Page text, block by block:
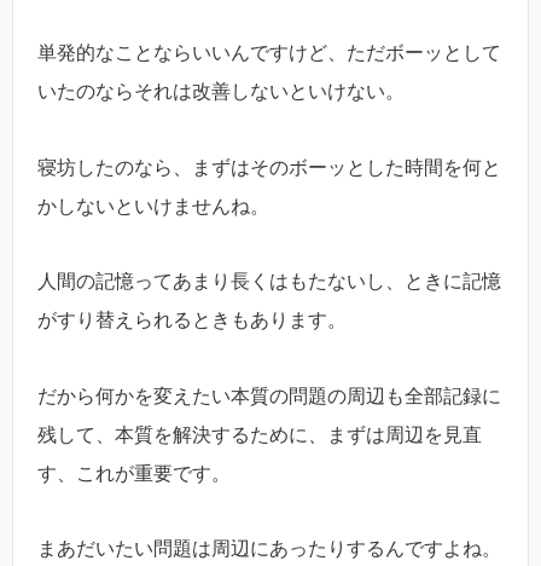
単発的なことならいいんですけど、ただボーッとして
いたのならそれは改善しないといけない。
寝坊したのなら、まずはそのボーッとした時間を何と
かしないといけませんね。
人間の記憶ってあまり長くはもたないし、ときに記憶
がすり替えられるときもあります。
だから何かを変えたい本質の問題の周辺も全部記録に
残して、本質を解決するために、まずは周辺を見直
す、これが重要です。
まあだいたい問題は周辺にあったりするんですよね。